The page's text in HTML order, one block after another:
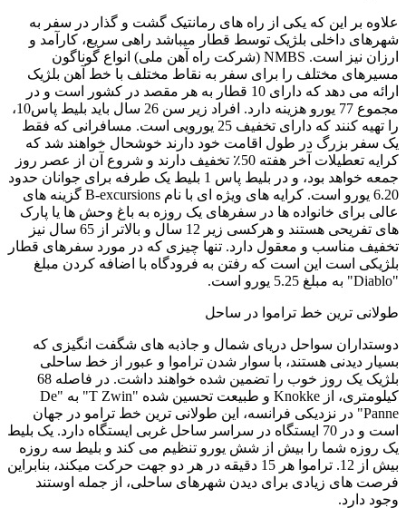
علاوه بر این که یکی از راه های رمانتیک گشت و گذار در سفر به
شهرهای داخلی بلژیک توسط قطار میباشد راهی سریع، کارآمد و
ارزان نیز است. NMBS (شرکت راه آهن ملی) انواع گوناگون
مسیرهای مختلف را برای سفر به نقاط مختلف با خط آهن بلژیک
ارائه می دهد که دارای 10 قطار به هر مقصد در کشور است و در
مجموع 77 یورو هزینه دارد. افراد زیر سن 26 سال باید بلیط پاس10،
را تهیه کنند که دارای تخفیف 25 یورویی است. مسافرانی که فقط
یک سفر بزرگ در طول اقامت خود دارند خوشحال خواهند شد که
کرایه تعطیلات آخر هفته 50٪ تخفیف دارند و شروع آن از عصر روز
جمعه خواهد بود، و در بلیط پاس 1 بلیط یک طرفه برای جوانان حدود
6.20 یورو است. کرایه های ویژه ای با نام B-excursions گزینه های
عالی برای خانواده ها در سفرهای یک روزه به باغ وحش ها یا پارک
های تفریحی هستند و هرکسی زیر 12 سال و بالاتر از 65 سال نیز
تخفیف مناسب و معقول دارد. تنها چیزی که در مورد سفرهای قطار
بلژیکی است این است که رفتن به فرودگاه با اضافه کردن مبلغ
"Diablo" به مبلغ 5.25 یورو است.
طولانی ترین خط تراموا در ساحل
دوستداران سواحل دریای شمال و جاذبه های شگفت انگیزی که
بسیار دیدنی هستند، با سوار شدن تراموا و عبور از خط ساحلی
بلژیک یک روز خوب را تضمین شده خواهند داشت. در فاصله 68
کیلومتری، از Knokke و طبیعت تحسین شده "T Zwin" به "De
Panne" در نزدیکی فرانسه، این طولانی ترین خط ترامو در جهان
است و در 70 ایستگاه در سراسر ساحل غربی ایستگاه دارد. یک بلیط
یک روزه شما را بیش از شش یورو تنظیم می کند و بلیط سه روزه
بیش از 12. تراموا هر 15 دقیقه در هر دو جهت حرکت میکند، بنابراین
فرصت های زیادی برای دیدن شهرهای ساحلی، از جمله اوستند
وجود دارد.